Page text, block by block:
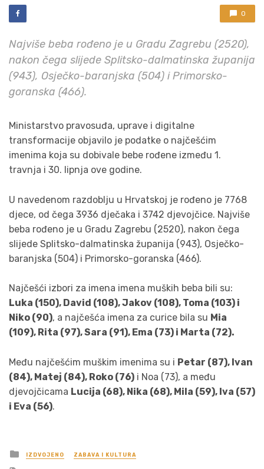
0
Najviše beba rođeno je u Gradu Zagrebu (2520),
nakon čega slijede Splitsko-dalmatinska županija
(943), Osječko-baranjska (504) i Primorsko-
goranska (466).
Ministarstvo pravosuđa, uprave i digitalne
transformacije objavilo je podatke o najčešćim
imenima koja su dobivale bebe rođene između 1.
travnja i 30. lipnja ove godine.
U navedenom razdoblju u Hrvatskoj je rođeno je 7768
djece, od čega 3936 dječaka i 3742 djevojčice. Najviše
beba rođeno je u Gradu Zagrebu (2520), nakon čega
slijede Splitsko-dalmatinska županija (943), Osječko-
baranjska (504) i Primorsko-goranska (466).
Najčešći izbori za imena imena muških beba bili su:
Luka (150), David (108), Jakov (108), Toma (103) i
Niko (90), a najčešća imena za curice bila su Mia
(109), Rita (97), Sara (91), Ema (73) i Marta (72).
Među najčešćim muškim imenima su i Petar (87), Ivan
(84), Matej (84), Roko (76) i Noa (73), a među
djevojčicama Lucija (68), Nika (68), Mila (59), Iva (57)
i Eva (56).
Posted
in
IZDVOJENO ZABAVA I KULTURA